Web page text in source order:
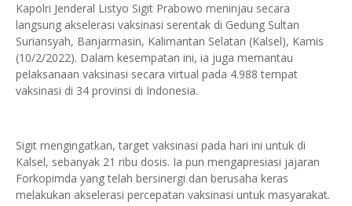
Kapolri Jenderal Listyo Sigit Prabowo meninjau secara
langsung akselerasi vaksinasi serentak di Gedung Sultan
Suriansyah, Banjarmasin, Kalimantan Selatan (Kalsel), Kamis
(10/2/2022). Dalam kesempatan ini, ia juga memantau
pelaksanaan vaksinasi secara virtual pada 4.988 tempat
vaksinasi di 34 provinsi di Indonesia.
Sigit mengingatkan, target vaksinasi pada hari ini untuk di
Kalsel, sebanyak 21 ribu dosis. Ia pun mengapresiasi jajaran
Forkopimda yang telah bersinergi dan berusaha keras
melakukan akselerasi percepatan vaksinasi untuk masyarakat.